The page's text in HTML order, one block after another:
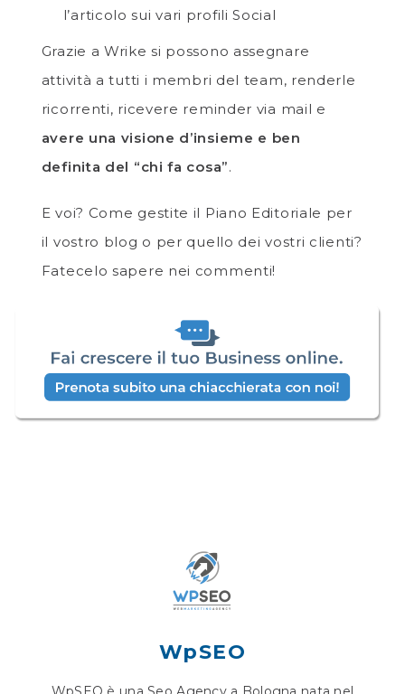
l’articolo sui vari profili Social
Grazie a Wrike si possono assegnare
attività a tutti i membri del team, renderle
ricorrenti, ricevere reminder via mail e
avere una visione d’insieme e ben
definita del “chi fa cosa”.
E voi? Come gestite il Piano Editoriale per
il vostro blog o per quello dei vostri clienti?
Fatecelo sapere nei commenti!
WpSEO